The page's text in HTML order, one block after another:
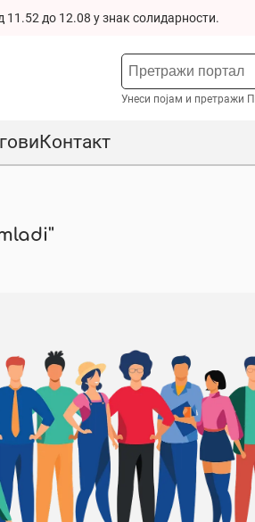
11.52 до 12.08 у знак солидарности.
Унеси појам и претражи
Контакт